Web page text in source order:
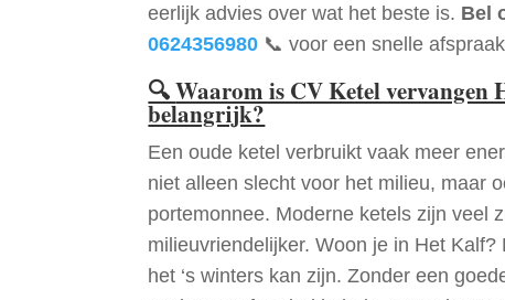
eerlijk advies over wat het beste is. Bel
0624356980 📞 voor een snelle
🔍Waarom is CV Ketel vervangen
belangrijk?
Een oude ketel verbruikt vaak meer
niet alleen slecht voor het milieu, maar
portemonnee. Moderne ketels zijn veel
milieuvriendelijker. Woon je in Het Kalf?
het ‘s winters kan zijn. Zonder een